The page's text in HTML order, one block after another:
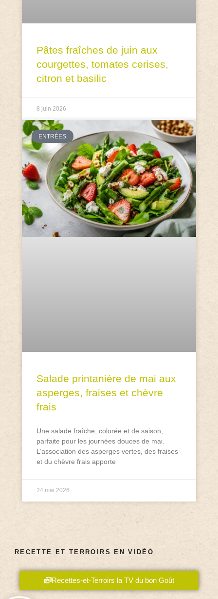
Pâtes fraîches de juin aux
courgettes, tomates cerises,
citron et basilic
8 juin 2026
ENTRÉES
Salade printanière de mai aux
asperges, fraises et chèvre
frais
Une salade fraîche, colorée et de saison,
parfaite pour les journées douces de mai.
L’association des asperges vertes, des fraises
et du chèvre frais apporte
24 mai 2026
RECETTE ET TERROIRS EN VIDÉO
Recettes-et-Terroirs la TV du bon Goût